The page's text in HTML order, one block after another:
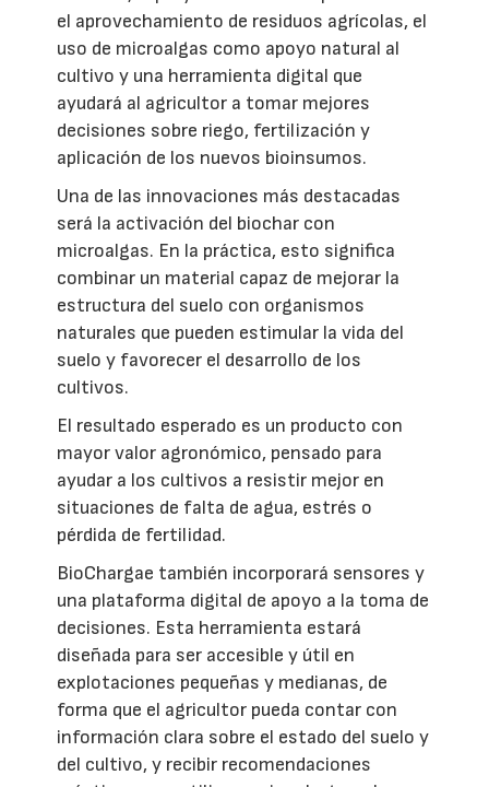
el aprovechamiento de residuos agrícolas, el
uso de microalgas como apoyo natural al
cultivo y una herramienta digital que
ayudará al agricultor a tomar mejores
decisiones sobre riego, fertilización y
aplicación de los nuevos bioinsumos.
Una de las innovaciones más destacadas
será la activación del biochar con
microalgas. En la práctica, esto significa
combinar un material capaz de mejorar la
estructura del suelo con organismos
naturales que pueden estimular la vida del
suelo y favorecer el desarrollo de los
cultivos.
El resultado esperado es un producto con
mayor valor agronómico, pensado para
ayudar a los cultivos a resistir mejor en
situaciones de falta de agua, estrés o
pérdida de fertilidad.
BioChargae también incorporará sensores y
una plataforma digital de apoyo a la toma de
decisiones. Esta herramienta estará
diseñada para ser accesible y útil en
explotaciones pequeñas y medianas, de
forma que el agricultor pueda contar con
información clara sobre el estado del suelo y
del cultivo, y recibir recomendaciones